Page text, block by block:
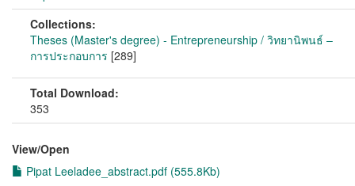
Collections:
Theses (Master's degree) - Entrepreneurship / วิทยานิพนธ์ –
การประกอบการ [289]
Total Download:
353
View/Open
Pipat Leeladee_abstract.pdf (555.8Kb)